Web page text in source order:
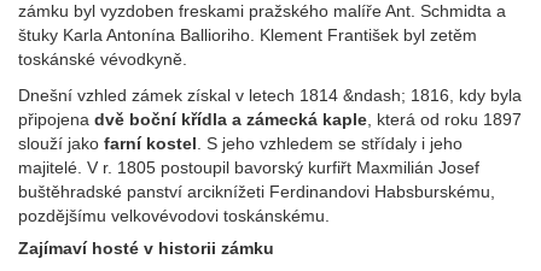
zámku byl vyzdoben freskami pražského malíře Ant. Schmidta a
štuky Karla Antonína Ballioriho. Klement František byl zetěm
toskánské vévodkyně.
Dnešní vzhled zámek získal v letech 1814 &ndash; 1816, kdy byla
připojena dvě boční křídla a zámecká kaple , která od roku 1897
slouží jako farní kostel . S jeho vzhledem se střídaly i jeho
majitelé. V r. 1805 postoupil bavorský kurfiřt Maxmilián Josef
buštěhradské panství arciknížeti Ferdinandovi Habsburskému,
pozdějšímu velkovévodovi toskánskému.
Zajímaví hosté v historii zámku